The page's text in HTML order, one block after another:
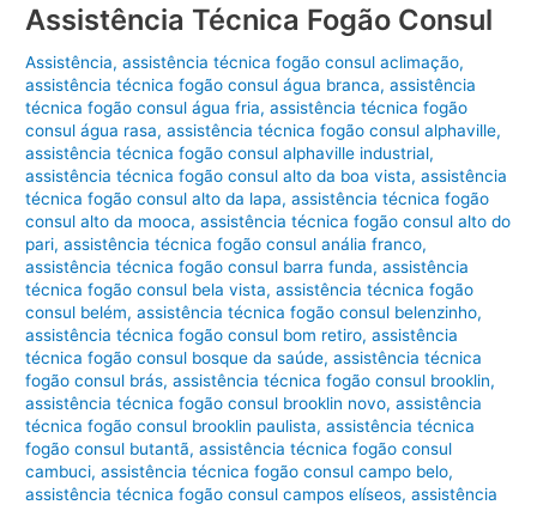
Assistência Técnica Fogão Consul
Assistência,assistência técnica fogão consul aclimação,
assistência técnica fogão consul água branca,assistência
técnica fogão consul água fria,assistência técnica fogão
consul água rasa,assistência técnica fogão consul alphaville,
assistência técnica fogão consul alphaville industrial,
assistência técnica fogão consul alto da boa vista,assistência
técnica fogão consul alto da lapa,assistência técnica fogão
consul alto da mooca,assistência técnica fogão consul alto do
pari,assistência técnica fogão consul anália franco,
assistência técnica fogão consul barra funda,assistência
técnica fogão consul bela vista,assistência técnica fogão
consul belém,assistência técnica fogão consul belenzinho,
assistência técnica fogão consul bom retiro,assistência
técnica fogão consul bosque da saúde,assistência técnica
fogão consul brás,assistência técnica fogão consul brooklin,
assistência técnica fogão consul brooklin novo,assistência
técnica fogão consul brooklin paulista,assistência técnica
fogão consul butantã,assistência técnica fogão consul
cambuci,assistência técnica fogão consul campo belo,
assistência técnica fogão consul campos elíseos,assistência